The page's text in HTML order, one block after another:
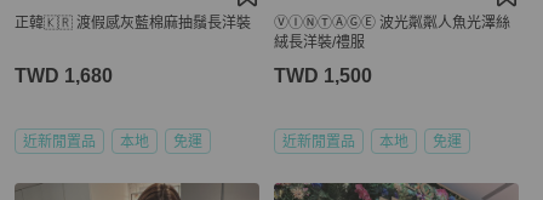
正韓🇰🇷 渡假感灰藍棉麻抽鬚長洋裝
TWD 1,680
近新閒置品 本地 免運
ⓋⒾⓃⓉⒶⒼⒺ 波光粼粼人魚光澤絲
絨長洋裝/禮服
TWD 1,500
近新閒置品 本地 免運